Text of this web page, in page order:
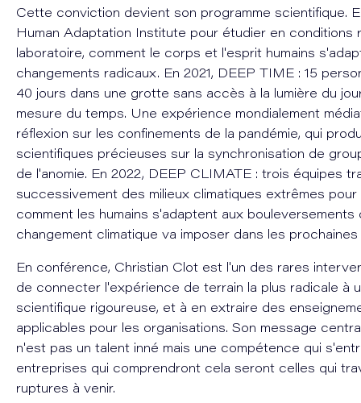
Cette conviction devient son programme scientifique.
Human Adaptation Institute pour étudier en conditions
laboratoire, comment le corps et l'esprit humains
changements radicaux. En 2021, DEEP TIME : 15
40 jours dans une grotte sans accès à la lumière du
mesure du temps. Une expérience mondialement
réflexion sur les confinements de la pandémie, qui
scientifiques précieuses sur la synchronisation de
de l'anomie. En 2022, DEEP CLIMATE : trois équipes
successivement des milieux climatiques extrêmes
comment les humains s'adaptent aux bouleversements
changement climatique va imposer dans les
En conférence, Christian Clot est l'un des rares
de connecter l'expérience de terrain la plus radicale à
scientifique rigoureuse, et à en extraire des
applicables pour les organisations. Son message
n'est pas un talent inné mais une compétence qui
entreprises qui comprendront cela seront celles qui
ruptures à venir.